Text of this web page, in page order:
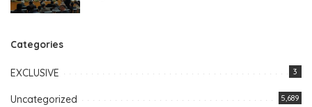
Categories
EXCLUSIVE 3
Uncategorized 5,689